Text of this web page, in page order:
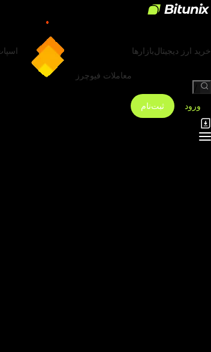
خرید ارز دیجیتالبازارها
معاملات فیوچرز
ورود
ثبت‌نام